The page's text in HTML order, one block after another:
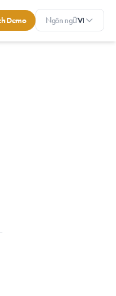
Demo Ngôn ngữVI